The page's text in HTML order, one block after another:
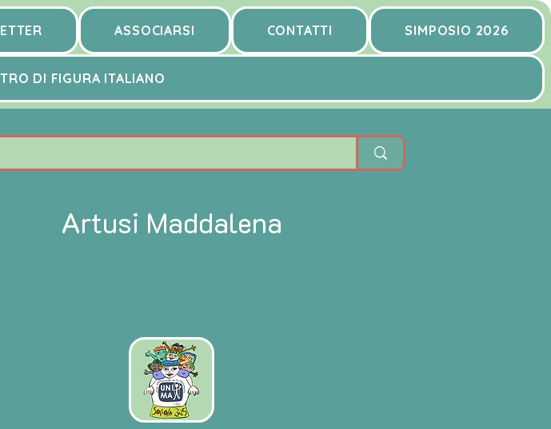
ASSOCIARSI CONTATTI SIMPOSIO 2026
DI FIGURA ITALIANO
Artusi Maddalena